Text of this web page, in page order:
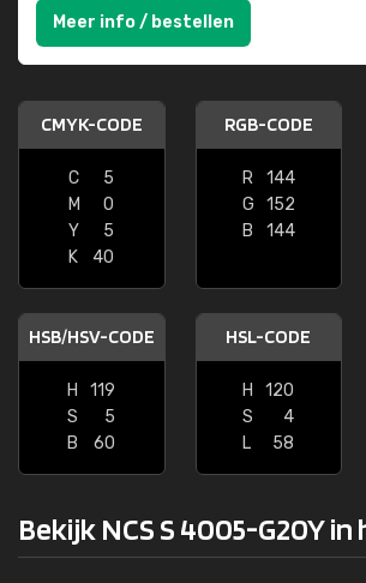
Meer info / bestellen
CMYK-CODE
C
5
M
0
Y
5
K
40
RGB-CODE
R
144
G
152
B
144
HSB/HSV-CODE
H
119
S
5
B
60
HSL-CODE
H
120
S
4
L
58
Bekijk NCS S 4005-G20Y